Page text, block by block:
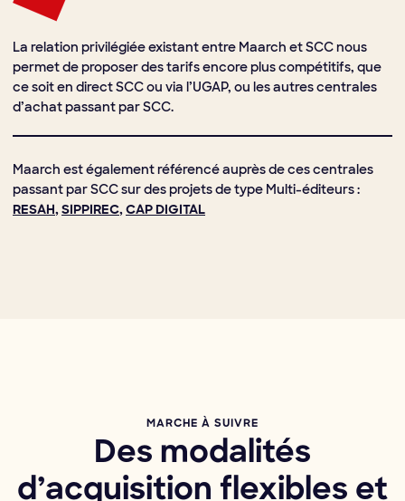
La relation privilégiée existant entre Maarch et SCC nous
permet de proposer des tarifs encore plus compétitifs, que
ce soit en direct SCC ou via l’UGAP, ou les autres centrales
d’achat passant par SCC.
Maarch est également référencé auprès de ces centrales
passant par SCC sur des projets de type Multi-éditeurs :
RESAH, SIPPIREC, CAP DIGITAL
MARCHE À SUIVRE
Des modalités
d’acquisition flexibles et